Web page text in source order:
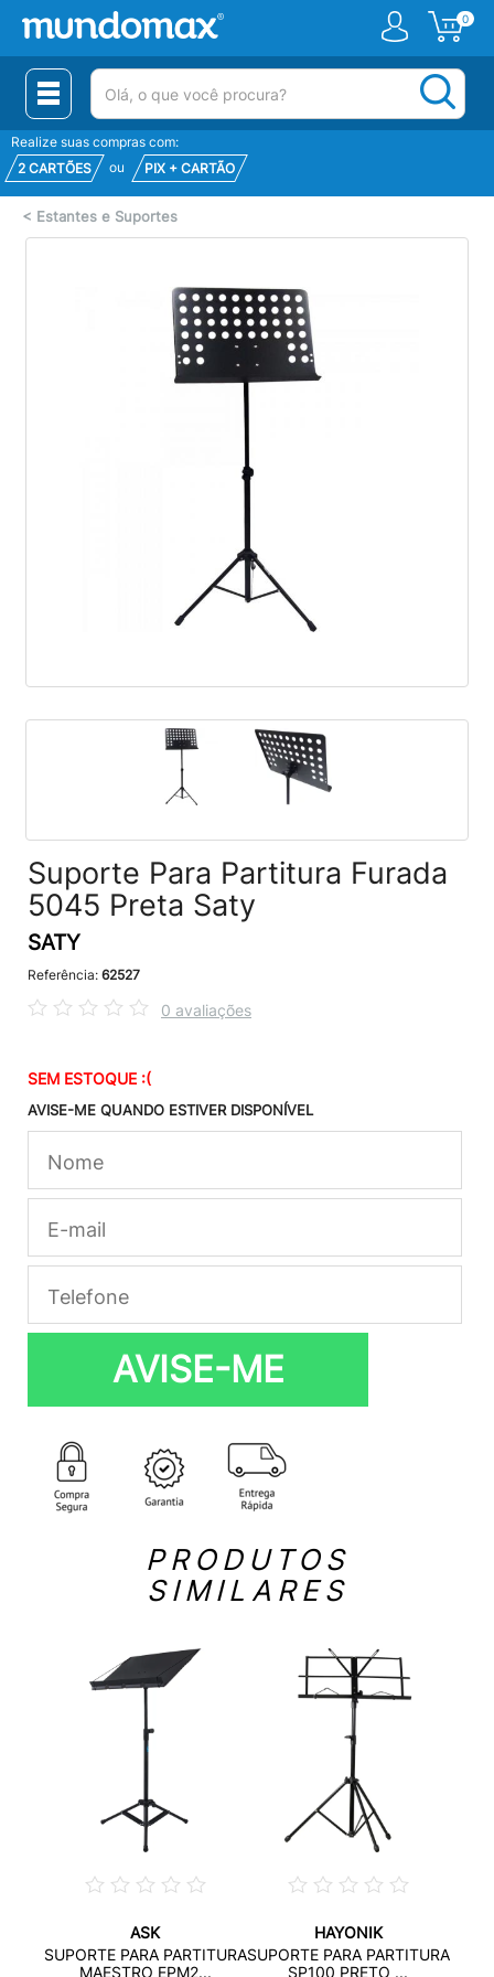
0
(pesquisar)
Realize suas compras com:
2 CARTÕES
ou PIX + CARTÃO
< Estantes e Suportes
Suporte Para Partitura Furada
5045 Preta Saty
SATY
Referência: 62527
0 avaliações
SEM ESTOQUE :(
AVISE-ME QUANDO ESTIVER DISPONÍVEL
AVISE-ME
PRODUTOS
SIMILARES
ASK
SUPORTE PARA PARTITURA
MAESTRO EPM2...
HAYONIK
SUPORTE PARA PARTITURA
SP100 PRETO ...